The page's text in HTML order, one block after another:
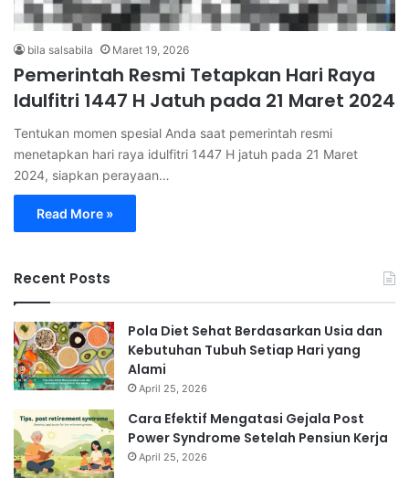
bila salsabila Maret 19, 2026
Pemerintah Resmi Tetapkan Hari Raya
Idulfitri 1447 H Jatuh pada 21 Maret 2024
Tentukan momen spesial Anda saat pemerintah resmi
menetapkan hari raya idulfitri 1447 H jatuh pada 21 Maret
2024, siapkan perayaan…
Read More »
Recent Posts
Pola Diet Sehat Berdasarkan Usia dan
Kebutuhan Tubuh Setiap Hari yang
Alami
April 25, 2026
Cara Efektif Mengatasi Gejala Post
Power Syndrome Setelah Pensiun Kerja
April 25, 2026